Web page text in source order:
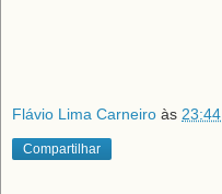
Flávio Lima Carneiro às 23:44
Compartilhar